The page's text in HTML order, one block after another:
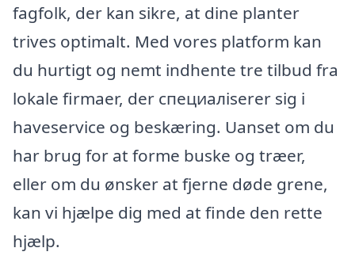
fagfolk, der kan sikre, at dine planter
trives optimalt. Med vores platform kan
du hurtigt og nemt indhente tre tilbud fra
lokale firmaer, der специалiserer sig i
haveservice og beskæring. Uanset om du
har brug for at forme buske og træer,
eller om du ønsker at fjerne døde grene,
kan vi hjælpe dig med at finde den rette
hjælp.